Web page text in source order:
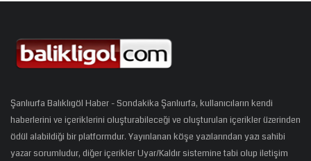
Şanlıurfa Balıklıgöl Haber - Sondakika Şanlıurfa, kullanıcıların kendi
haberlerini ve içeriklerini oluşturabileceği ve oluşturulan içerikler üzerinden
ödül alabildiği bir platformdur. Yayınlanan köşe yazılarından yazı sahibi
yazar sorumludur, diğer içerikler Uyar/Kaldır sistemine tabi olup iletişim